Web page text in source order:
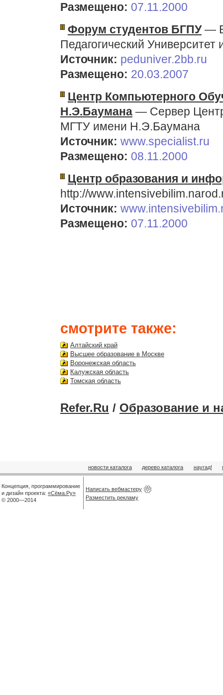
Размещено: 07.11.2000
Форум студентов БГПУ—
Педагогический
Источник: peduniver.2bb.ru
Размещено: 20.03.2007
Центр Компьютерного
Н.Э.Баумана — Сервер
МГТУ имени Н.Э.Баумана
Источник: www.specialist.ru
Размещено: 08.11.2000
Центр образования и
http://
Источник:
Размещено: 07.11.2000
смотрите также:
Алтайский край
Высшее образование в Москве
Воронежская область
Калужская область
Томская область
Refer.Ru / Образование и
новости каталога дерево каталога наугад!
Концепция, программирование
и дизайн проекта: «Сёма.Ру»
© 2000—2014
Написать вебмастеру
Разместить рекламу